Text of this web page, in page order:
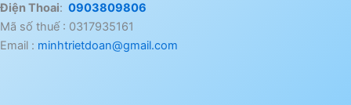
Điện Thoai: 0903809806
Mã số thuế : 0317935161
Email : minhtrietdoan@gmail.com